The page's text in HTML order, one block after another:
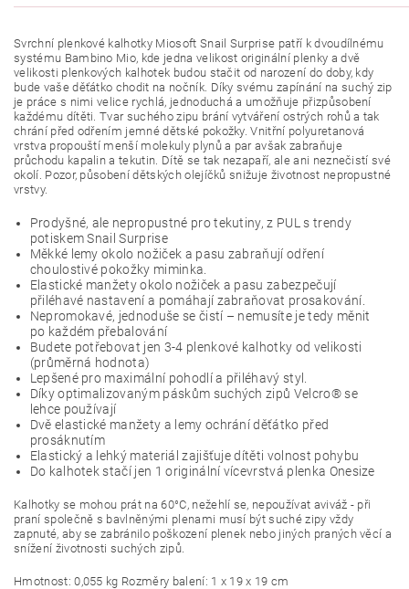
Svrchní plenkové kalhotky Miosoft Snail Surprise patří k dvoudílnému
systému Bambino Mio, kde jedna velikost originální plenky a dvě
velikosti plenkových kalhotek budou stačit od narození do doby, kdy
bude vaše děťátko chodit na nočník. Díky svému zapínání na suchý zip
je práce s nimi velice rychlá, jednoduchá a umožňuje přizpůsobení
každému dítěti. Tvar suchého zipu brání vytváření ostrých rohů a tak
chrání před odřením jemné dětské pokožky. Vnitřní polyuretanová
vrstva propouští menší molekuly plynů a par avšak zabraňuje
průchodu kapalin a tekutin. Dítě se tak nezapaří, ale ani neznečistí své
okolí. Pozor, působení dětských olejíčků snižuje životnost nepropustné
vrstvy.
Prodyšné, ale nepropustné pro tekutiny, z PUL s trendy
potiskem Snail Surprise
Měkké lemy okolo nožiček a pasu zabraňují odření
choulostivé pokožky miminka.
Elastické manžety okolo nožiček a pasu zabezpečují
přiléhavé nastavení a pomáhají zabraňovat prosakování.
Nepromokavé, jednoduše se čistí – nemusíte je tedy měnit
po každém přebalování
Budete potřebovat jen 3-4 plenkové kalhotky od velikosti
(průměrná hodnota)
Lepšené pro maximální pohodlí a přiléhavý styl.
Díky optimalizovaným páskům suchých zipů Velcro® se
lehce používají
Dvě elastické manžety a lemy ochrání děťátko před
prosáknutím
Elastický a lehký materiál zajišťuje dítěti volnost pohybu
Do kalhotek stačí jen 1 originální vícevrstvá plenka Onesize
Kalhotky se mohou prát na 60°C, nežehlí se, nepoužívat aviváž - při
praní společně s bavlněnými plenami musí být suché zipy vždy
zapnuté, aby se zabránilo poškození plenek nebo jiných praných věcí a
snížení životnosti suchých zipů.
Hmotnost: 0,055 kg Rozměry balení: 1 x 19 x 19 cm